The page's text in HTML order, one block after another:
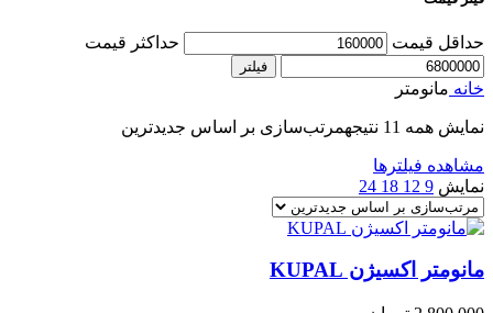
حداقل قیمت حداکثر قیمت
فیلتر
خانه مانومتر
نمایش همه 11 نتیجه مرتب‌سازی بر اساس جدیدترین
مشاهده فیلترها
نمایش 9
12
18
24
مانومتر اکسیژن KUPAL